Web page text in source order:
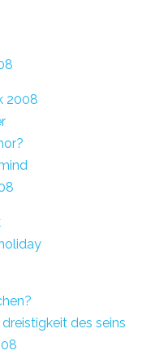
2008
des seins